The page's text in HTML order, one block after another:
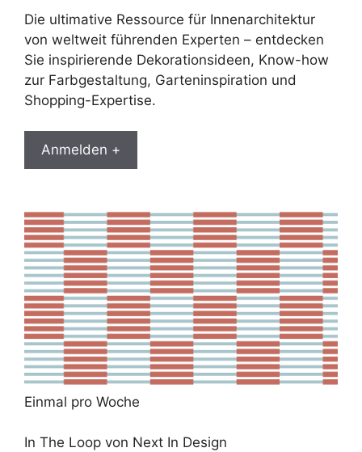
Die ultimative Ressource für Innenarchitektur
von weltweit führenden Experten – entdecken
Sie inspirierende Dekorationsideen, Know-how
zur Farbgestaltung, Garteninspiration und
Shopping-Expertise.
Anmelden +
Einmal pro Woche
In The Loop von Next In Design